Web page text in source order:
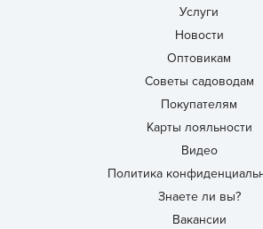
Услуги
Новости
Оптовикам
Советы садоводам
Покупателям
Карты лояльности
Видео
Политика
Знаете ли вы?
Вакансии